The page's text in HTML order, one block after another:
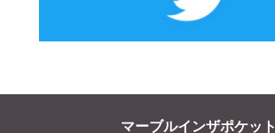
マーブルインザポケット